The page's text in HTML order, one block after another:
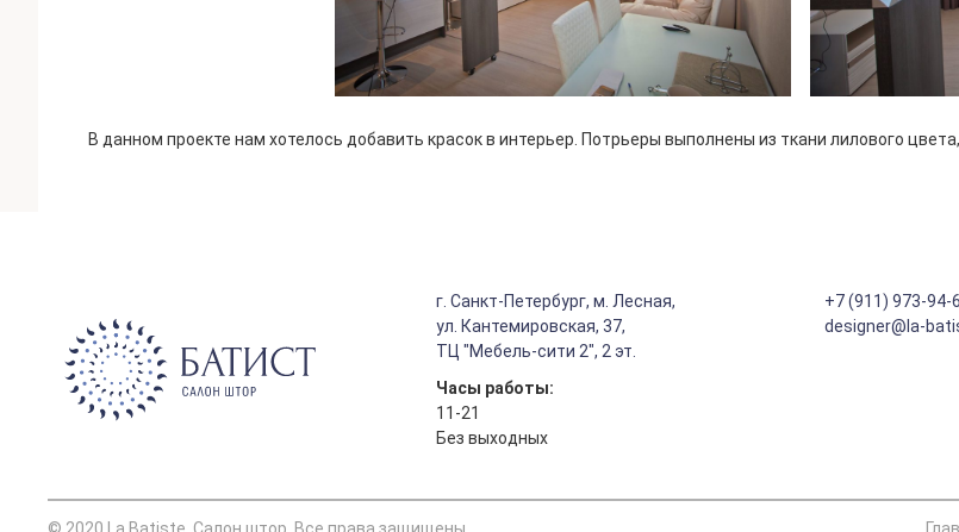
В данном проекте нам хотелось добавить красок в интерьер. Потрьеры выполнены из ткани лилового
г. Санкт-Петербург, м. Лесная,
ул. Кантемировская, 37,
ТЦ "Мебель-сити 2", 2 эт.
Часы работы:
11-21
Без выходных
+7 (911) 973-94-
designer@la-
© 2020 La Batiste. Салон штор. Все права защищены